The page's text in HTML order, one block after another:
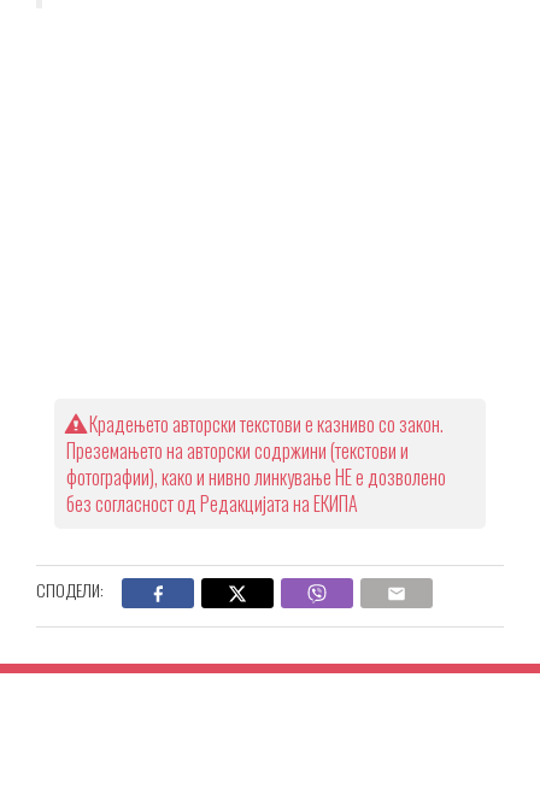
Крадењето авторски текстови е казниво со закон.
Преземањето на авторски содржини (текстови и
фотографии), како и нивно линкување НЕ е дозволено
без согласност од Редакцијата на ЕКИПА
СПОДЕЛИ: